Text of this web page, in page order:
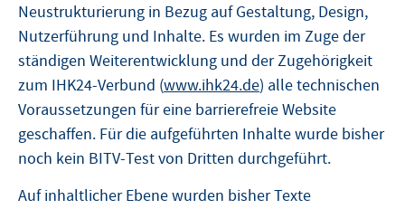
Neustrukturierung in Bezug auf Gestaltung, Design,
Nutzerführung und Inhalte. Es wurden im Zuge der
ständigen Weiterentwicklung und der Zugehörigkeit
zum IHK24-Verbund (www.ihk24.de) alle technischen
Voraussetzungen für eine barrierefreie Website
geschaffen. Für die aufgeführten Inhalte wurde bisher
noch kein BITV-Test von Dritten durchgeführt.
Auf inhaltlicher Ebene wurden bisher Texte